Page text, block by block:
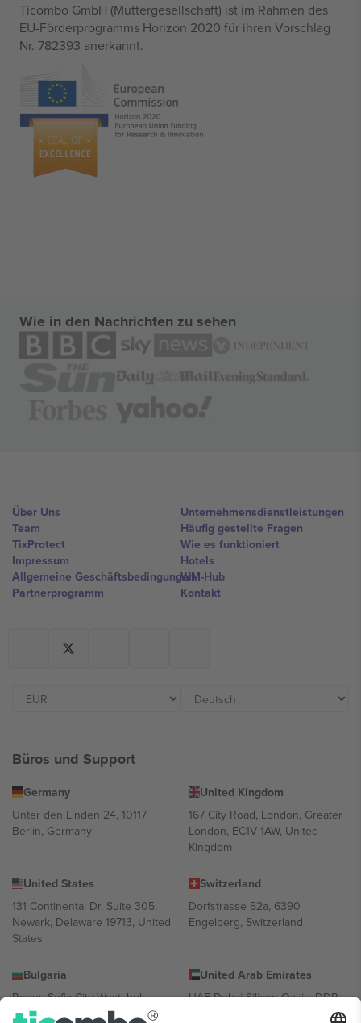
Ticombo GmbH (Muttergesellschaft) ist im Rahmen des
EU-Förderprogramms Horizon 2020 für ihren Vorschlag
Nr. 782393 anerkannt.
Wie in den Nachrichten zu sehen
Über Uns
Team
TixProtect
Impressum
Allgemeine Geschäftsbedingungen
Partnerprogramm
Unternehmensdienstleistungen
Häufig gestellte Fragen
Wie es funktioniert
Hotels
WM-Hub
Kontakt
Büros und Support
Germany
Unter den Linden 24, 10117
Berlin, Germany
United Kingdom
167 City Road, London, Greater
London, EC1V 1AW, United
Kingdom
United States
131 Continental Dr, Suite 305,
Newark, Delaware 19713, United
States
Switzerland
Dorfstrasse 52a, 6390
Engelberg, Switzerland
Bulgaria
Regus Sofia City West, bul
Totleben 53-55, 1606 Sofia,
United Arab Emirates
UAE Dubai Silicon Oasis, DDP
Building A1, Office 302, Dubai,